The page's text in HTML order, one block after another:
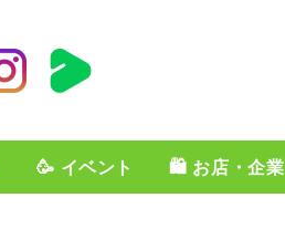
🥳 イベント 🛍️ お店・企業